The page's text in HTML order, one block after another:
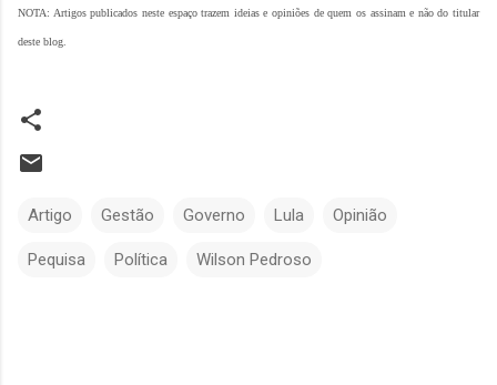
NOTA: Artigos publicados neste espaço trazem ideias e opiniões de quem os assinam e não do titular
deste blog.
Artigo Gestão Governo Lula Opinião
Pequisa Política Wilson Pedroso